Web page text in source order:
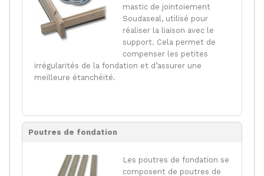
mastic de jointoiement
Soudaseal, utilisé pour
réaliser la liaison avec le
support. Cela permet de
compenser les petites
irrégularités de la fondation et d’assurer une
meilleure étanchéité.
Poutres de fondation
Les poutres de fondation se
composent de poutres de